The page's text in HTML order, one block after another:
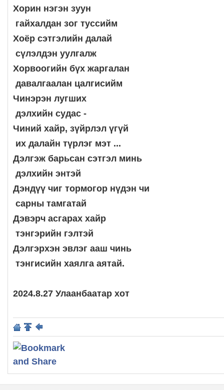
Хорин нэгэн зуун
гайхалдан зог туссийм
Хоёр сэтгэлийн далай
сүлэлдэн уулгалж
Хорвоогийн бүх жаргалан
давалгаалан цалгисийм
Чинэрэн лугших
дэлхийн судас -
Чиний хайр, зүйрлэл үгүй
их далайн түрлэг мэт ...
Дэлгэж барьсан сэтгэл минь
дэлхийн энтэй
Дэндүү чиг тормогор нүдэн чи
сарны тамгатай
Дэвэрч асгарах хайр
тэнгэрийн гэлтэй
Дэлгэрхэн эвлэг ааш чинь
тэнгисийн хаялга аятай.
2024.8.27 Улаанбаатар хот